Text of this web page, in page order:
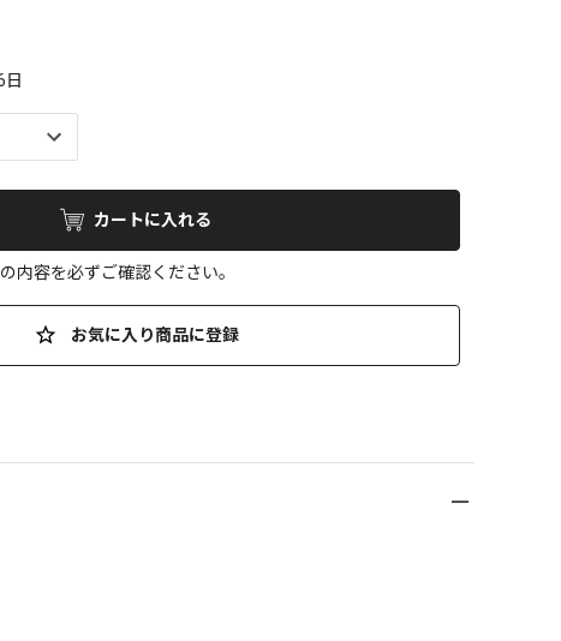
カートに入れる
内容を必ずご確認ください。
お気に入り商品に登録